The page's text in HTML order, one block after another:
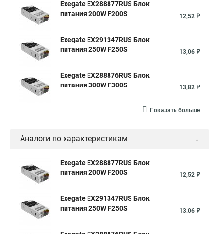
Exegate EX288877RUS Блок
питания 200W F200S
12,52 ₽
Exegate EX291347RUS Блок
питания 250W F250S
13,06 ₽
Exegate EX288876RUS Блок
питания 300W F300S
13,82 ₽
Показать больше
Аналоги по характеристикам
Exegate EX288877RUS Блок
питания 200W F200S
12,52 ₽
Exegate EX291347RUS Блок
питания 250W F250S
13,06 ₽